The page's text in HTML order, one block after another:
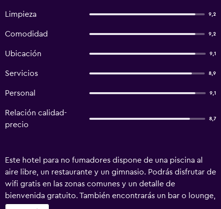
Limpieza 9,2
Comodidad 9,2
Ubicación 9,1
Servicios 8,9
Personal 9,1
Relación calidad-
precio
8,7
Este hotel para no fumadores dispone de una piscina al
aire libre, un restaurante y un gimnasio. Podrás disfrutar de
wifi gratis en las zonas comunes y un detalle de
bienvenida gratuito. También encontrarás un bar o lounge,